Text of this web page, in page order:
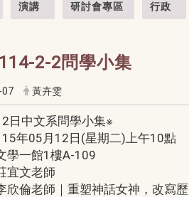
演講 研討會專區 行政
114-2-2問學小集
07 黃卉雯
日中文系問學小集※
年05月12日(星期二)上午10點
學一館1樓A-109
宜文老師
欣倫老師｜重塑神話女神，改寫